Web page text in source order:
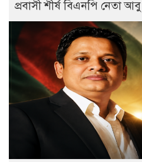
প্রবাসী শীর্ষ বিএনপি নেতা